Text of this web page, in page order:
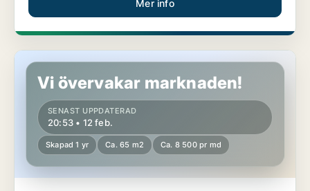
Mer info
Butikslokal i Nyköping
Vi övervakar marknaden!
SENAST UPPDATERAD
20:53 • 12 feb.
Skapad 1 yr Ca. 65 m2 Ca. 8 500 pr md